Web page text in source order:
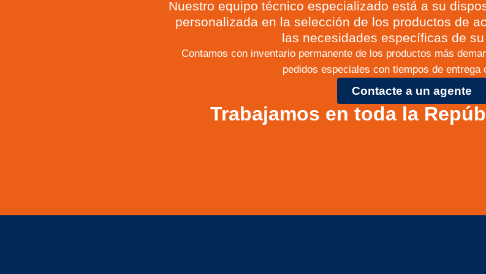
Nuestro equipo técnico especializado está a su
personalizada en la selección de los productos de
las necesidades específicas de
Contamos con inventario permanente de los productos más
pedidos especiales con tiempos de entrega
Contacte a un agente
Trabajamos en toda la